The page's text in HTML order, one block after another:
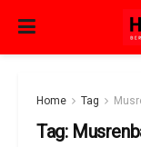
Home Tag
Tag: